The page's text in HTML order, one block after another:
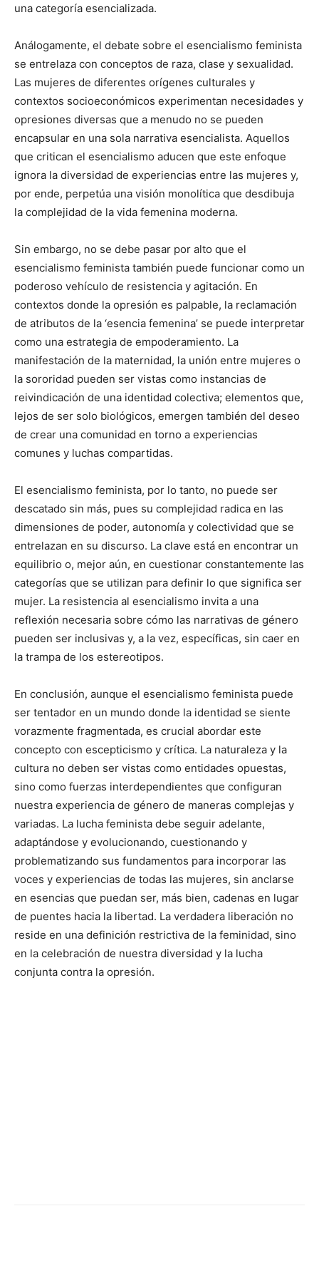
una categoría esencializada.
Análogamente, el debate sobre el esencialismo feminista
se entrelaza con conceptos de raza, clase y sexualidad.
Las mujeres de diferentes orígenes culturales y
contextos socioeconómicos experimentan necesidades y
opresiones diversas que a menudo no se pueden
encapsular en una sola narrativa esencialista. Aquellos
que critican el esencialismo aducen que este enfoque
ignora la diversidad de experiencias entre las mujeres y,
por ende, perpetúa una visión monolítica que desdibuja
la complejidad de la vida femenina moderna.
Sin embargo, no se debe pasar por alto que el
esencialismo feminista también puede funcionar como un
poderoso vehículo de resistencia y agitación. En
contextos donde la opresión es palpable, la reclamación
de atributos de la ‘esencia femenina’ se puede interpretar
como una estrategia de empoderamiento. La
manifestación de la maternidad, la unión entre mujeres o
la sororidad pueden ser vistas como instancias de
reivindicación de una identidad colectiva; elementos que,
lejos de ser solo biológicos, emergen también del deseo
de crear una comunidad en torno a experiencias
comunes y luchas compartidas.
El esencialismo feminista, por lo tanto, no puede ser
descatado sin más, pues su complejidad radica en las
dimensiones de poder, autonomía y colectividad que se
entrelazan en su discurso. La clave está en encontrar un
equilibrio o, mejor aún, en cuestionar constantemente las
categorías que se utilizan para definir lo que significa ser
mujer. La resistencia al esencialismo invita a una
reflexión necesaria sobre cómo las narrativas de género
pueden ser inclusivas y, a la vez, específicas, sin caer en
la trampa de los estereotipos.
En conclusión, aunque el esencialismo feminista puede
ser tentador en un mundo donde la identidad se siente
vorazmente fragmentada, es crucial abordar este
concepto con escepticismo y crítica. La naturaleza y la
cultura no deben ser vistas como entidades opuestas,
sino como fuerzas interdependientes que configuran
nuestra experiencia de género de maneras complejas y
variadas. La lucha feminista debe seguir adelante,
adaptándose y evolucionando, cuestionando y
problematizando sus fundamentos para incorporar las
voces y experiencias de todas las mujeres, sin anclarse
en esencias que puedan ser, más bien, cadenas en lugar
de puentes hacia la libertad. La verdadera liberación no
reside en una definición restrictiva de la feminidad, sino
en la celebración de nuestra diversidad y la lucha
conjunta contra la opresión.